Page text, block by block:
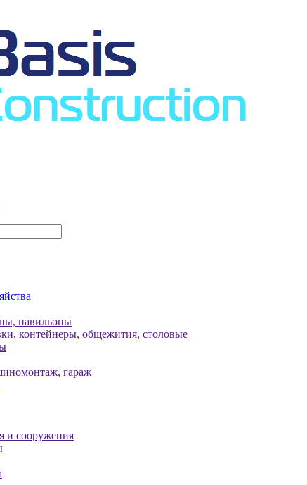
павильоны
контейнеры, общежития, столовые
гараж
и сооружения